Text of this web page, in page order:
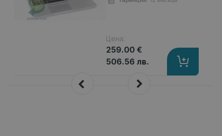
Цена:
259.00 €
506.56 лв.